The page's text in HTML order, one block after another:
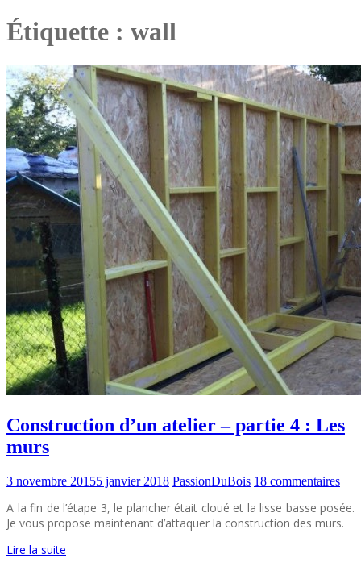
Étiquette : wall
Construction d’un atelier – partie 4 : Les
murs
3 novembre 20155 janvier 2018 PassionDuBois 18 commentaires
A la fin de l’étape 3, le plancher était cloué et la lisse basse posée.
Je vous propose maintenant d’attaquer la construction des murs.
Lire la suite